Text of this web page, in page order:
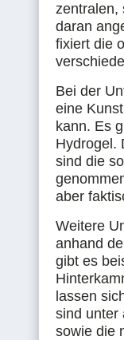
zentralen,
daran
fixiert die
Bei der
eine
kann. Es
Hydrogel.
sind die
aber
Weitere
anhand
gibt es
lassen
sind unter
sowie die